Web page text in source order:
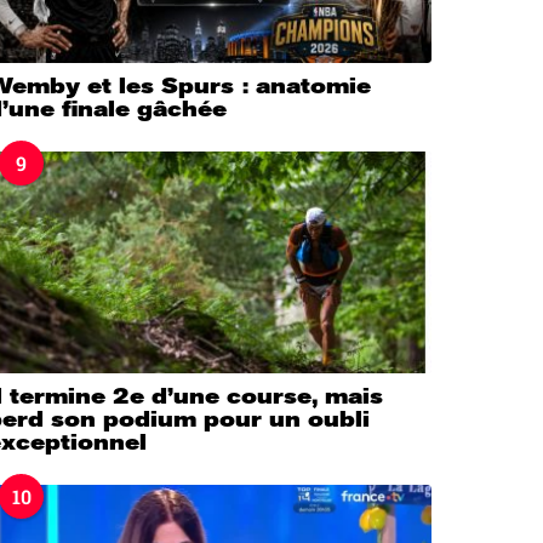
et les Spurs : anatomie
finale gâchée
9
termine 2e d’une course, mais
son podium pour un oubli
10